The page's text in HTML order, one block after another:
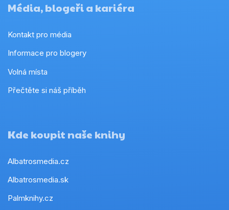
Média, blogeři a kariéra
Kontakt pro média
Informace pro blogery
Volná místa
Přečtěte si náš příběh
Kde koupit naše knihy
Albatrosmedia.cz
Albatrosmedia.sk
Palmknihy.cz